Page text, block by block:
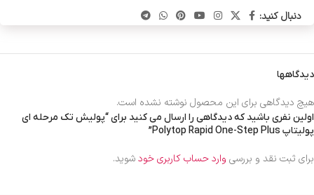
دنبال کنید:
دیدگاهها
هیچ دیدگاهی برای این محصول نوشته نشده است.
اولین نفری باشید که دیدگاهی را ارسال می کنید برای “پولیش تک مرحله ای
پولیتاپ Polytop Rapid One-Step Plus”
برای ثبت نقد و بررسی وارد حساب کاربری خودشوید.